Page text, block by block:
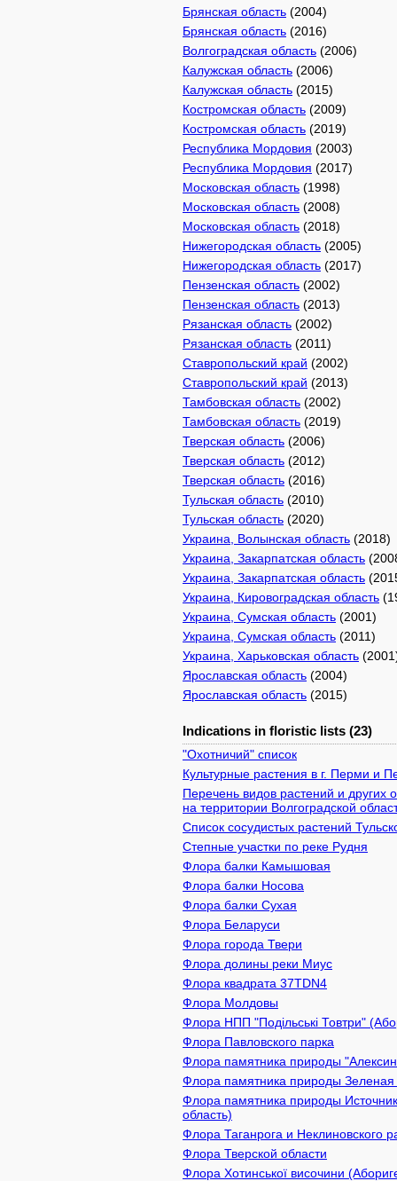
Брянская область (2004)
Брянская область (2016)
Волгоградская область (2006)
Калужская область (2006)
Калужская область (2015)
Костромская область (2009)
Костромская область (2019)
Республика Мордовия (2003)
Республика Мордовия (2017)
Московская область (1998)
Московская область (2008)
Московская область (2018)
Нижегородская область (2005)
Нижегородская область (2017)
Пензенская область (2002)
Пензенская область (2013)
Рязанская область (2002)
Рязанская область (2011)
Ставропольский край (2002)
Ставропольский край (2013)
Тамбовская область (2002)
Тамбовская область (2019)
Тверская область (2006)
Тверская область (2012)
Тверская область (2016)
Тульская область (2010)
Тульская область (2020)
Украина, Волынская область (2018)
Украина, Закарпатская область
Украина, Закарпатская область
Украина, Кировоградская область
Украина, Сумская область (2001)
Украина, Сумская область (2011)
Украина, Харьковская область
Ярославская область (2004)
Ярославская область (2015)
Indications in floristic lists (23)
"Охотничий" список
Культурные растения в г. Перми и
Перечень видов растений и
на территории Волгоградской
Список сосудистых растений
Степные участки по реке Рудня
Флора балки Камышовая
Флора балки Носова
Флора балки Сухая
Флора Беларуси
Флора города Твери
Флора долины реки Миус
Флора квадрата 37TDN4
Флора Молдовы
Флора НПП "Подільські Товтри"
Флора Павловского парка
Флора памятника природы
Флора памятника природы Зеленая
Флора памятника природы
область)
Флора Таганрога и Неклиновского
Флора Тверской области
Флора Хотинської височини